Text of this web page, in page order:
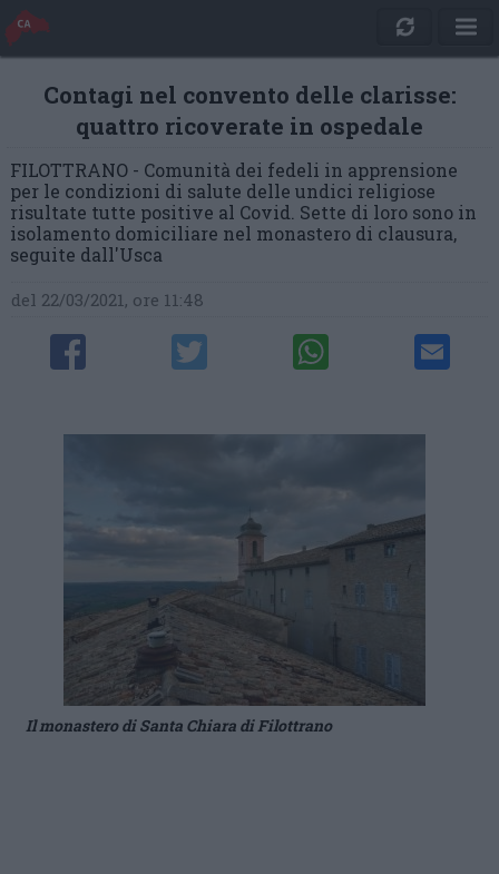
Contagi nel convento delle clarisse:
quattro ricoverate in ospedale
FILOTTRANO - Comunità dei fedeli in apprensione
per le condizioni di salute delle undici religiose
risultate tutte positive al Covid. Sette di loro sono in
isolamento domiciliare nel monastero di clausura,
seguite dall'Usca
del 22/03/2021, ore 11:48
Il monastero di Santa Chiara di Filottrano